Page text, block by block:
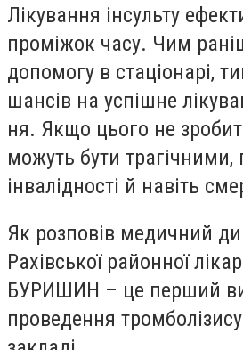
Лікування інсульту
проміжок часу. Чим
допомогу в стаціонарі,
шансів на успішне
ня. Якщо цього не
можуть бути трагічними,
інвалідності й навіть
Як розповів медичний
Рахівської районної
БУРИШИН – це перший
проведення